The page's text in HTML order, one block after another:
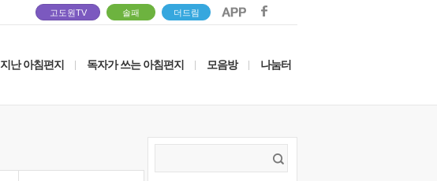
고도원TV 솔패 더드림
지난 아침편지 독자가 쓰는 아침편지 모음방 나눔터